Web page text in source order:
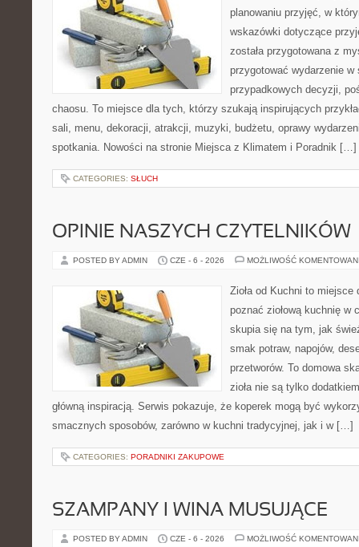
planowaniu przyjęć, w
wskazówki dotyczące
została przygotowana z
przygotować wydarzenie
przypadkowych decyzji,
chaosu. To miejsce dla tych, którzy szukają inspirujących
sali, menu, dekoracji, atrakcji, muzyki, budżetu, oprawy
spotkania. Nowości na stronie Miejsca z Klimatem i Poradnik […]
CATEGORIES: SŁUCH
OPINIE NASZYCH CZYTELNIKÓW
POSTED BY ADMIN CZE - 6 - 2026 MOŻLIWOŚĆ
Zioła od Kuchni to
poznać ziołową kuchnię w
skupia się na tym, jak
smak potraw, napojów,
przetworów. To domowa
zioła nie są tylko
główną inspiracją. Serwis pokazuje, że koperek mogą być
smacznych sposobów, zarówno w kuchni tradycyjnej, jak i w […]
CATEGORIES: PORADNIKI ZAKUPOWE
SZAMPANY I WINA MUSUJĄCE
POSTED BY ADMIN CZE - 6 - 2026 MOŻLIWOŚĆ